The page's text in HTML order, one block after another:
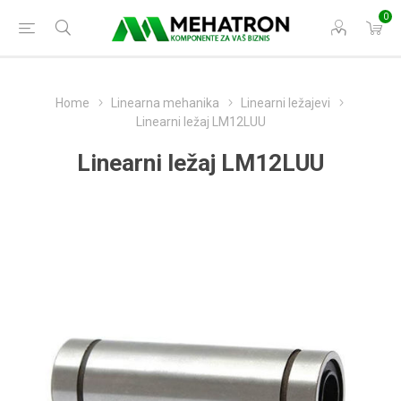
0
Home Linearna mehanika
Linearni ležajevi
Linearni ležaj LM12LUU
Linearni ležaj LM12LUU